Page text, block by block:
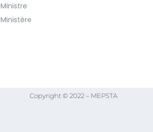
Ministre
Ministère
Copyright © 2022 – MEPSTA